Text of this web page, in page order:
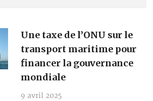
Une taxe de l’ONU sur le
transport maritime pour
financer la gouvernance
mondiale
9 avril 2025